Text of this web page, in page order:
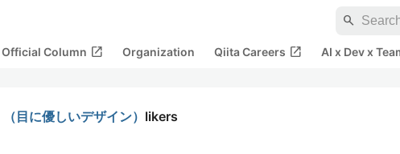
search
Official Column open_in_new Organization Qiita Careers open_in_new AI x Dev x
目に優しいデザイン） likers